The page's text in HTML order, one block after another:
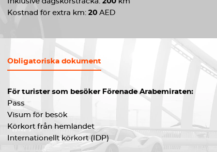
Kostnad för extra km: 20 AED
Obligatoriska dokument
För turister som besöker Förenade Arabemiraten:
Pass
Visum för besök
Körkort från hemlandet
Internationellt körkort (IDP)